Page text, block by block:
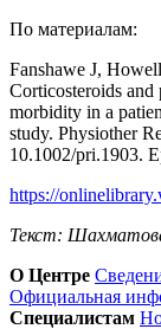
По материалам:
Fanshawe J,
Corticosteroids
morbidity in a
study. Physiother
10.1002/pri.1903.
https://
Текст:
О Центре
Официальная
Специалистам